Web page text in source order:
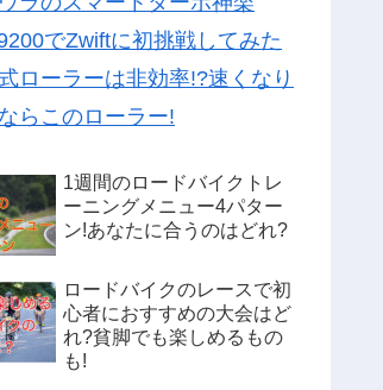
でZwiftに初挑戦してみた
ローラーは非効率!?速くなり
らこのローラー!
1週間のロードバイクトレ
ーニングメニュー4パター
ン!あなたに合うのはどれ?
ロードバイクのレースで初
心者におすすめの大会はど
れ?貧脚でも楽しめるもの
も!